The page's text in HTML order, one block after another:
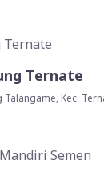
Ternate
Kec.